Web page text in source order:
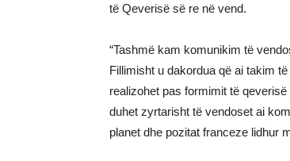
të Qeverisë së re në vend.
“Tashmë kam komunikim të
Fillimisht u dakordua që ai takim
realizohet pas formimit të
duhet zyrtarisht të vendoset ai
planet dhe pozitat franceze lidhur